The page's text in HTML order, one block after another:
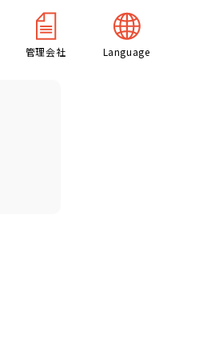
管理会社 Language